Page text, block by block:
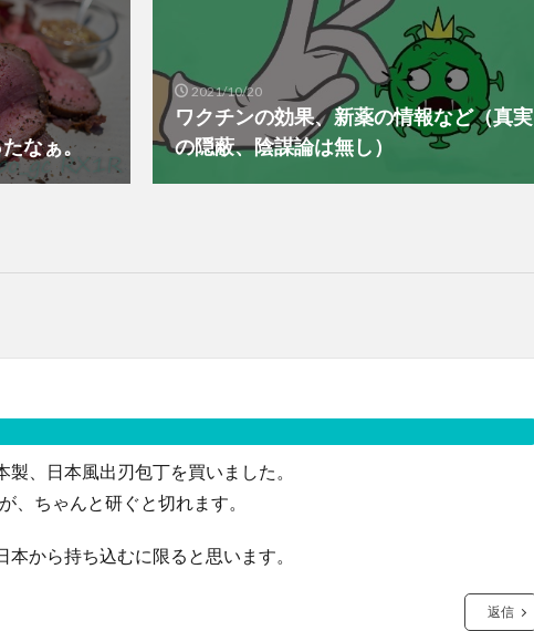
なぁ。
2021/10/20
ワクチンの効果、新薬の情報など（真実
の隠蔽、陰謀論は無し）
、日本風出刃包丁を買いました。
、ちゃんと研ぐと切れます。
から持ち込むに限ると思います。
返信